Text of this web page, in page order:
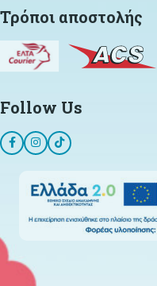
Τρόποι αποστολής
Follow Us